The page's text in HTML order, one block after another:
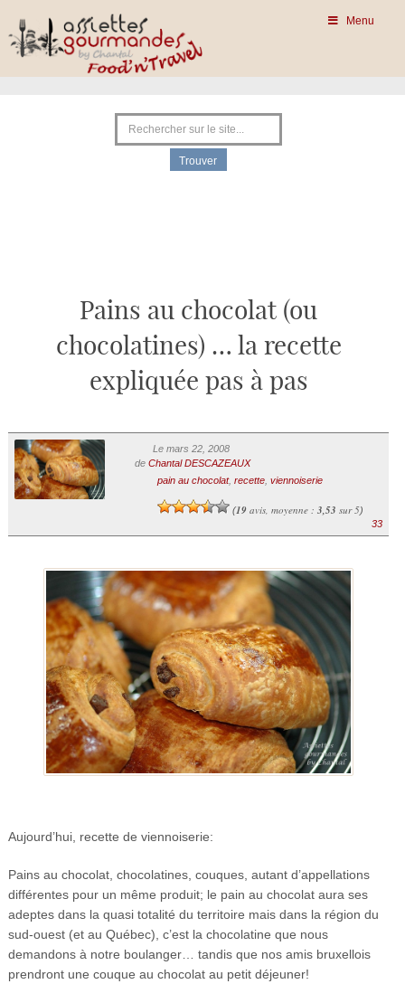
Menu
Pains au chocolat (ou
chocolatines) … la recette
expliquée pas à pas
Le mars 22, 2008
de Chantal DESCAZEAUX
pain au chocolat, recette, viennoiserie
(19avis, moyenne : 3,53 sur 5)
33
Aujourd’hui, recette de viennoiserie:
Pains au chocolat, chocolatines, couques, autant d’appellations
différentes pour un même produit; le pain au chocolat aura ses
adeptes dans la quasi totalité du territoire mais dans la région du
sud-ouest (et au Québec), c’est la chocolatine que nous
demandons à notre boulanger… tandis que nos amis bruxellois
prendront une couque au chocolat au petit déjeuner!